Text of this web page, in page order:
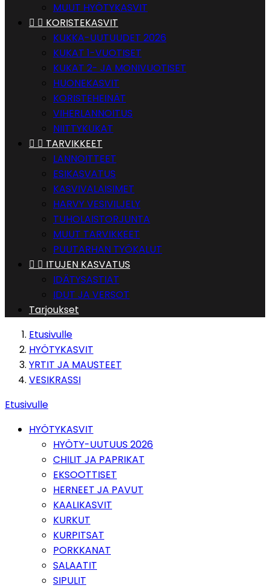
MUUT HYÖTYKASVIT
  KORISTEKASVIT
KUKKA-UUTUUDET 2026
KUKAT 1-VUOTISET
KUKAT 2- JA MONIVUOTISET
HUONEKASVIT
KORISTEHEINÄT
VIHERLANNOITUS
NIITTYKUKAT
  TARVIKKEET
LANNOITTEET
ESIKASVATUS
KASVIVALAISIMET
HARVY VESIVILJELY
TUHOLAISTORJUNTA
MUUT TARVIKKEET
PUUTARHAN TYÖKALUT
  ITUJEN KASVATUS
IDÄTYSASTIAT
IDUT JA VERSOT
Tarjoukset
Etusivulle
HYÖTYKASVIT
YRTIT JA MAUSTEET
VESIKRASSI
Etusivulle
HYÖTYKASVIT
HYÖTY-UUTUUS 2026
CHILIT JA PAPRIKAT
EKSOOTTISET
HERNEET JA PAVUT
KAALIKASVIT
KURKUT
KURPITSAT
PORKKANAT
SALAATIT
SIPULIT